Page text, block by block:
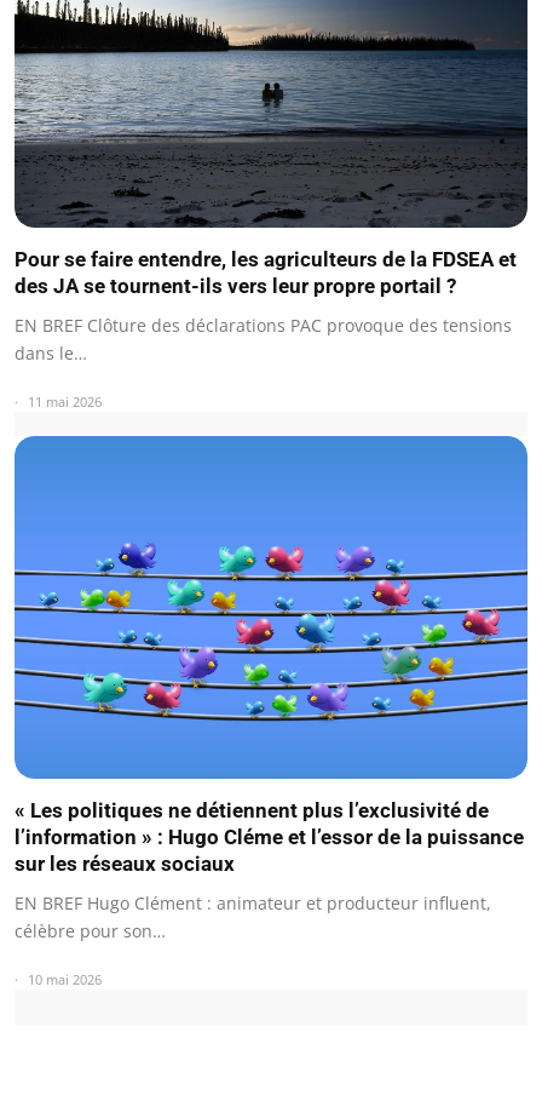
Pour se faire entendre, les agriculteurs de la FDSEA et
des JA se tournent-ils vers leur propre portail ?
EN BREF Clôture des déclarations PAC provoque des tensions
dans le…
11 mai 2026
« Les politiques ne détiennent plus l’exclusivité de
l’information » : Hugo Cléme et l’essor de la puissance
sur les réseaux sociaux
EN BREF Hugo Clément : animateur et producteur influent,
célèbre pour son…
10 mai 2026